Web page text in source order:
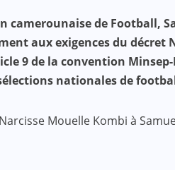
camerounaise de Football,
aux exigences du
9 de la convention
nationales de
Mouelle Kombi à